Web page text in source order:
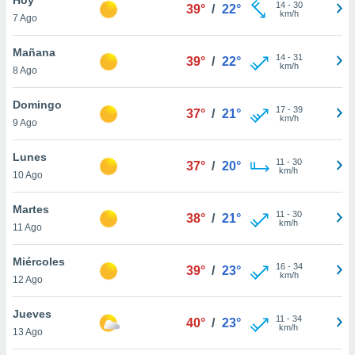
en
más
nuestra
de
cookies
aceptar
7 Ago
39° / 22° 14- 30
km/h
Mañana
8 Ago
39° / 22° 14- 31
km/h
Domingo
9 Ago
37° / 21° 17- 39
km/h
Lunes
10 Ago
37° / 20° 11 - 30
km/h
Martes
11 Ago
38° / 21° 11 - 30
km/h
Miércoles
12 Ago
39° / 23° 16- 34
km/h
Jueves
13 Ago
40° / 23° 11 - 34
km/h